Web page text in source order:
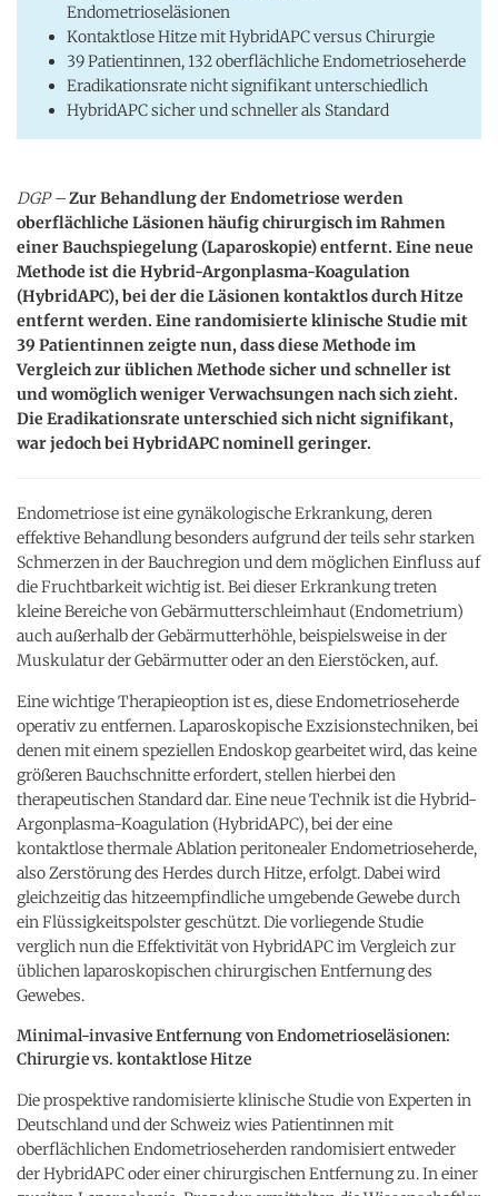
Endometrioseläsionen
Kontaktlose Hitze mit HybridAPC versus Chirurgie
39 Patientinnen, 132 oberflächliche Endometrioseherde
Eradikationsrate nicht signifikant unterschiedlich
HybridAPC sicher und schneller als Standard
DGP –Zur Behandlung der Endometriose werden
oberflächliche Läsionen häufig chirurgisch im Rahmen
einer Bauchspiegelung (Laparoskopie) entfernt. Eine neue
Methode ist die Hybrid-Argonplasma-Koagulation
(HybridAPC), bei der die Läsionen kontaktlos durch Hitze
entfernt werden. Eine randomisierte klinische Studie mit
39 Patientinnen zeigte nun, dass diese Methode im
Vergleich zur üblichen Methode sicher und schneller ist
und womöglich weniger Verwachsungen nach sich zieht.
Die Eradikationsrate unterschied sich nicht signifikant,
war jedoch bei HybridAPC nominell geringer.
Endometriose ist eine gynäkologische Erkrankung, deren
effektive Behandlung besonders aufgrund der teils sehr starken
Schmerzen in der Bauchregion und dem möglichen Einfluss auf
die Fruchtbarkeit wichtig ist. Bei dieser Erkrankung treten
kleine Bereiche von Gebärmutterschleimhaut (Endometrium)
auch außerhalb der Gebärmutterhöhle, beispielsweise in der
Muskulatur der Gebärmutter oder an den Eierstöcken, auf.
Eine wichtige Therapieoption ist es, diese Endometrioseherde
operativ zu entfernen. Laparoskopische Exzisionstechniken, bei
denen mit einem speziellen Endoskop gearbeitet wird, das keine
größeren Bauchschnitte erfordert, stellen hierbei den
therapeutischen Standard dar. Eine neue Technik ist die Hybrid-
Argonplasma-Koagulation (HybridAPC), bei der eine
kontaktlose thermale Ablation peritonealer Endometrioseherde,
also Zerstörung des Herdes durch Hitze, erfolgt. Dabei wird
gleichzeitig das hitzeempfindliche umgebende Gewebe durch
ein Flüssigkeitspolster geschützt. Die vorliegende Studie
verglich nun die Effektivität von HybridAPC im Vergleich zur
üblichen laparoskopischen chirurgischen Entfernung des
Gewebes.
Minimal-invasive Entfernung von Endometrioseläsionen:
Chirurgie vs. kontaktlose Hitze
Die prospektive randomisierte klinische Studie von Experten in
Deutschland und der Schweiz wies Patientinnen mit
oberflächlichen Endometrioseherden randomisiert entweder
der HybridAPC oder einer chirurgischen Entfernung zu. In einer